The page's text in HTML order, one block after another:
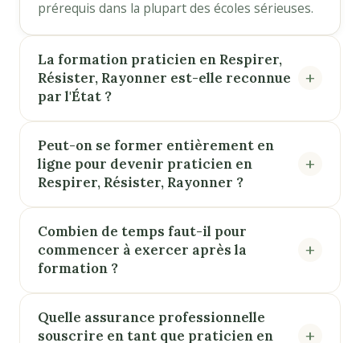
prérequis dans la plupart des écoles sérieuses.
La formation praticien en Respirer,
Résister, Rayonner est-elle reconnue
par l'État ?
Peut-on se former entièrement en
ligne pour devenir praticien en
Respirer, Résister, Rayonner ?
Combien de temps faut-il pour
commencer à exercer après la
formation ?
Quelle assurance professionnelle
souscrire en tant que praticien en